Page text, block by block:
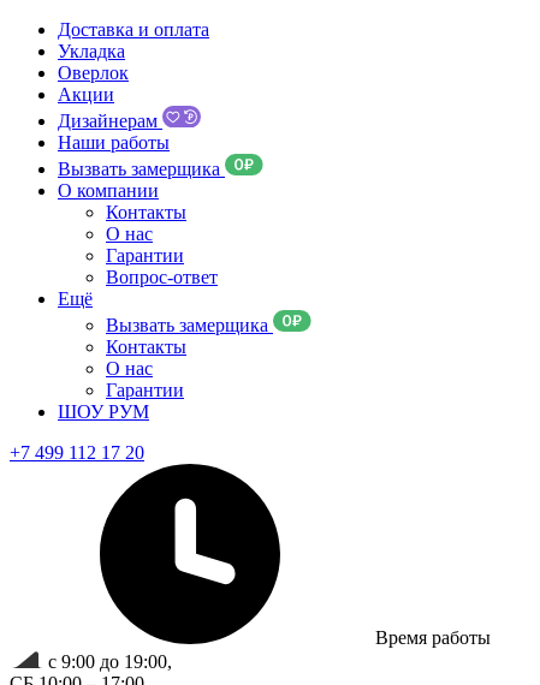
Доставка и оплата
Укладка
Оверлок
Акции
Дизайнерам
Наши работы
Вызвать замерщика
О компании
Контакты
О нас
Гарантии
Вопрос-ответ
Ещё
Вызвать замерщика
Контакты
О нас
Гарантии
ШОУ РУМ
+7 499 112 17 20
Время работы
с 9:00 до 19:00,